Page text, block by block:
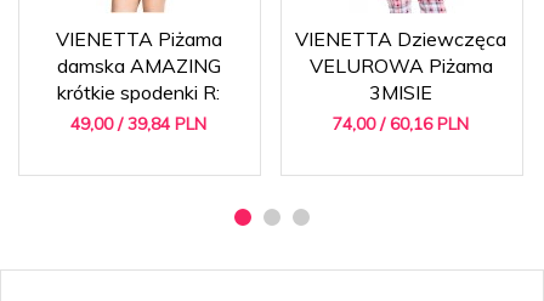
VIENETTA Piżama
damska AMAZING
krótkie spodenki R:
49,00 / 39,84 PLN
VIENETTA Dziewczęca
VELUROWA Piżama
3MISIE
74,00 / 60,16 PLN